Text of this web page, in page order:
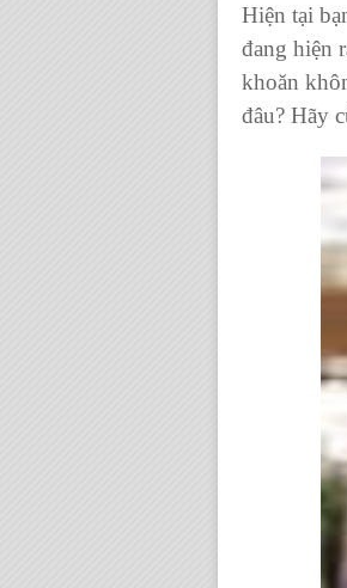
Hiện tại
đang hiện
khoăn
đâu? Hãy